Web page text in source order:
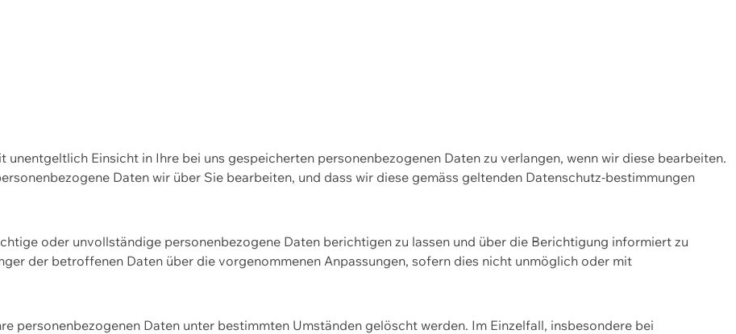
unentgeltlich Einsicht in Ihre bei uns gespeicherten personenbezogenen Daten zu verlangen, wenn wir diese bearbeiten.
Daten wir über Sie bearbeiten, und dass wir diese gemäss geltenden Datenschutz-bestimmungen
oder unvollständige personenbezogene Daten berichtigen zu lassen und über die Berichtigung informiert zu
der betroffenen Daten über die vorgenommenen Anpassungen, sofern dies nicht unmöglich oder mit
personenbezogenen Daten unter bestimmten Umständen gelöscht werden. Im Einzelfall, insbesondere bei